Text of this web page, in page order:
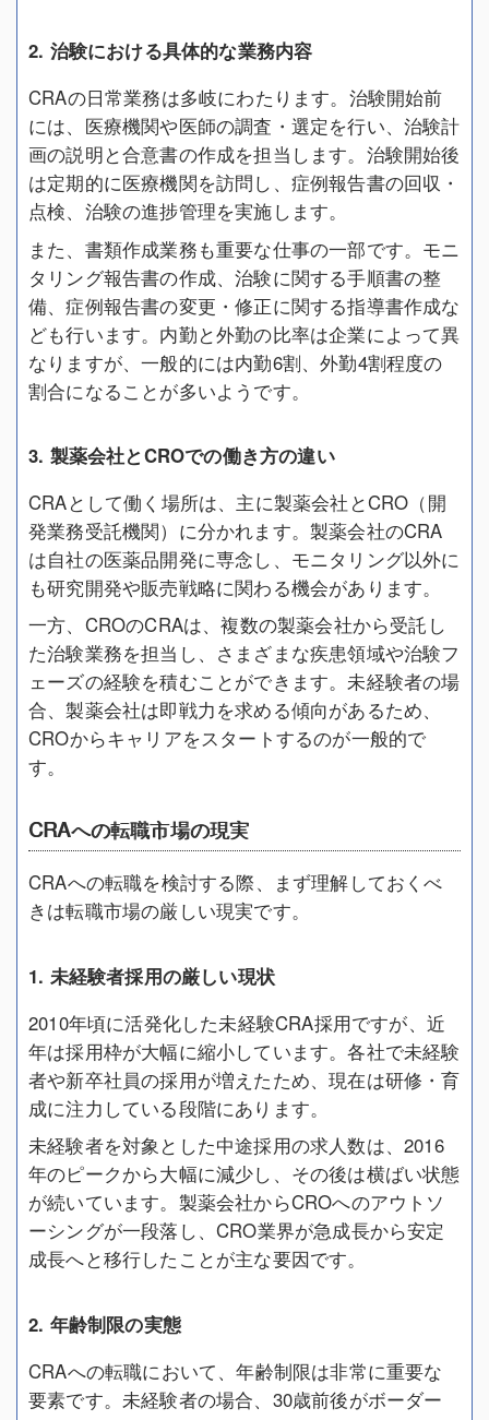
2. 治験における具体的な業務内容
CRAの日常業務は多岐にわたります。治験開始前
には、医療機関や医師の調査・選定を行い、治験計
画の説明と合意書の作成を担当します。治験開始後
は定期的に医療機関を訪問し、症例報告書の回収・
点検、治験の進捗管理を実施します。
また、書類作成業務も重要な仕事の一部です。モニ
タリング報告書の作成、治験に関する手順書の整
備、症例報告書の変更・修正に関する指導書作成な
ども行います。内勤と外勤の比率は企業によって異
なりますが、一般的には内勤6割、外勤4割程度の
割合になることが多いようです。
3. 製薬会社とCROでの働き方の違い
CRAとして働く場所は、主に製薬会社とCRO（開
発業務受託機関）に分かれます。製薬会社のCRA
は自社の医薬品開発に専念し、モニタリング以外に
も研究開発や販売戦略に関わる機会があります。
一方、CROのCRAは、複数の製薬会社から受託し
た治験業務を担当し、さまざまな疾患領域や治験フ
ェーズの経験を積むことができます。未経験者の場
合、製薬会社は即戦力を求める傾向があるため、
CROからキャリアをスタートするのが一般的で
す。
CRAへの転職市場の現実
CRAへの転職を検討する際、まず理解しておくべ
きは転職市場の厳しい現実です。
1. 未経験者採用の厳しい現状
2010年頃に活発化した未経験CRA採用ですが、近
年は採用枠が大幅に縮小しています。各社で未経験
者や新卒社員の採用が増えたため、現在は研修・育
成に注力している段階にあります。
未経験者を対象とした中途採用の求人数は、2016
年のピークから大幅に減少し、その後は横ばい状態
が続いています。製薬会社からCROへのアウトソ
ーシングが一段落し、CRO業界が急成長から安定
成長へと移行したことが主な要因です。
2. 年齢制限の実態
CRAへの転職において、年齢制限は非常に重要な
要素です。未経験者の場合、30歳前後がボーダー